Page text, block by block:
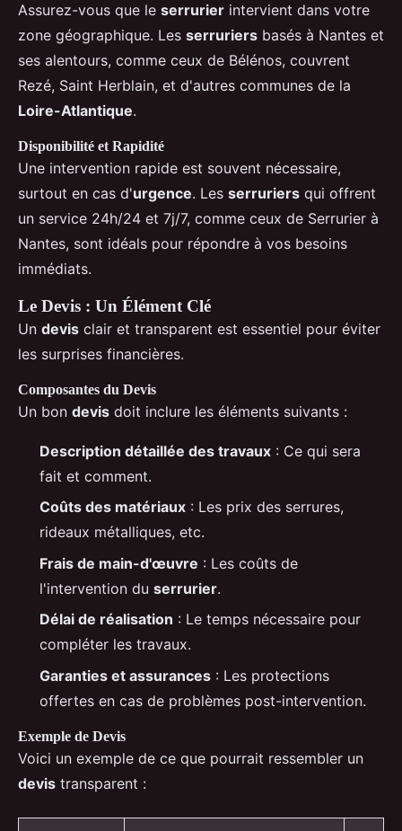
Assurez-vous que le serrurier intervient dans votre
zone géographique. Les serruriers basés à Nantes et
ses alentours, comme ceux de Bélénos, couvrent
Rezé, Saint Herblain, et d'autres communes de la
Loire-Atlantique.
Disponibilité et Rapidité
Une intervention rapide est souvent nécessaire,
surtout en cas d'urgence. Les serruriers qui offrent
un service 24h/24 et 7j/7, comme ceux de Serrurier à
Nantes, sont idéals pour répondre à vos besoins
immédiats.
Le Devis : Un Élément Clé
Un devis clair et transparent est essentiel pour éviter
les surprises financières.
Composantes du Devis
Un bon devis doit inclure les éléments suivants :
Description détaillée des travaux : Ce qui sera
fait et comment.
Coûts des matériaux : Les prix des serrures,
rideaux métalliques, etc.
Frais de main-d'œuvre : Les coûts de
l'intervention du serrurier.
Délai de réalisation : Le temps nécessaire pour
compléter les travaux.
Garanties et assurances : Les protections
offertes en cas de problèmes post-intervention.
Exemple de Devis
Voici un exemple de ce que pourrait ressembler un
devis transparent :